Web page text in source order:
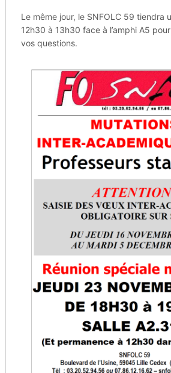
Le même jour, le SNFOLC 59 tiendra
12h30 à 13h30 face à l’amphi A5
vos questions.